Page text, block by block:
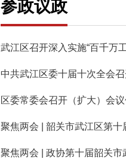
参政议政
武江区召开深入实施“百千万
中共武江区委十届十次全会
聚焦两会 | 韶关市武江区第
聚焦两会 | 政协第十届韶关